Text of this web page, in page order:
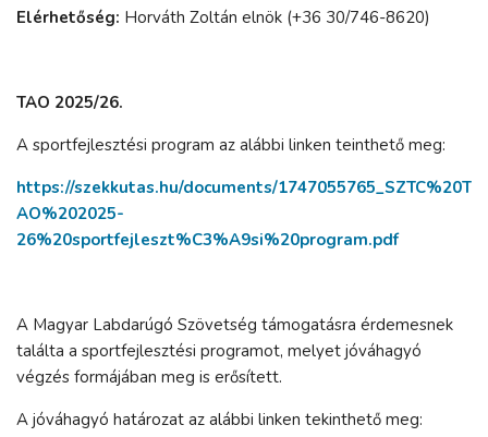
Elérhetőség: Horváth Zoltán elnök (+36 30/746-8620)
TAO 2025/26.
A sportfejlesztési program az alábbi linken teinthető meg:
https://szekkutas.hu/documents/1747055765_SZTC%20T
AO%202025-
26%20sportfejleszt%C3%A9si%20program.pdf
A Magyar Labdarúgó Szövetség támogatásra érdemesnek
találta a sportfejlesztési programot, melyet jóváhagyó
végzés formájában meg is erősített.
A jóváhagyó határozat az alábbi linken tekinthető meg: